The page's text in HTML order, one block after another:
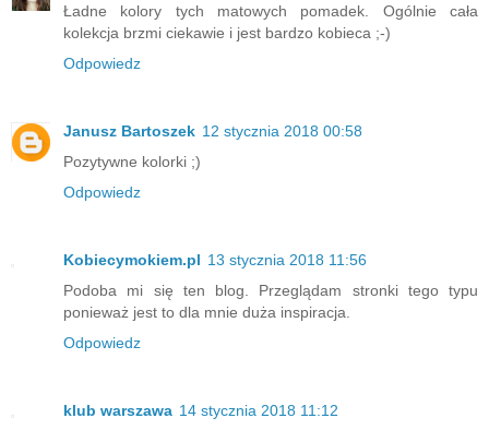
Ładne kolory tych matowych pomadek. Ogólnie cała
kolekcja brzmi ciekawie i jest bardzo kobieca ;-)
Odpowiedz
Janusz Bartoszek 12 stycznia 2018 00:58
Pozytywne kolorki ;)
Odpowiedz
Kobiecymokiem.pl 13 stycznia 2018 11:56
Podoba mi się ten blog. Przeglądam stronki tego typu
ponieważ jest to dla mnie duża inspiracja.
Odpowiedz
klub warszawa 14 stycznia 2018 11:12